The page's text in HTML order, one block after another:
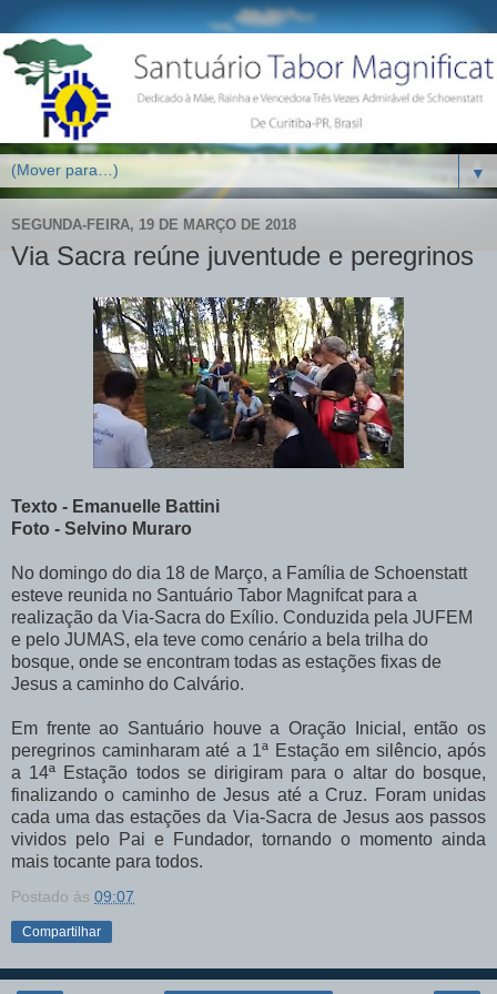
▼
SEGUNDA-FEIRA, 19 DE MARÇO DE 2018
Via Sacra reúne juventude e peregrinos
Texto - Emanuelle Battini
Foto - Selvino Muraro
No domingo do dia 18 de Março, a Família de Schoenstatt
esteve reunida no Santuário Tabor Magnifcat para a
realização da Via-Sacra do Exílio. Conduzida pela JUFEM
e pelo JUMAS, ela teve como cenário a bela trilha do
bosque, onde se encontram todas as estações fixas de
Jesus a caminho do Calvário.
Em frente ao Santuário houve a Oração Inicial, então os
peregrinos caminharam até a 1ª Estação em silêncio, após
a 14ª Estação todos se dirigiram para o altar do bosque,
finalizando o caminho de Jesus até a Cruz. Foram unidas
cada uma das estações da Via-Sacra de Jesus aos passos
vividos pelo Pai e Fundador, tornando o momento ainda
mais tocante para todos.
Postado às 09:07
Compartilhar